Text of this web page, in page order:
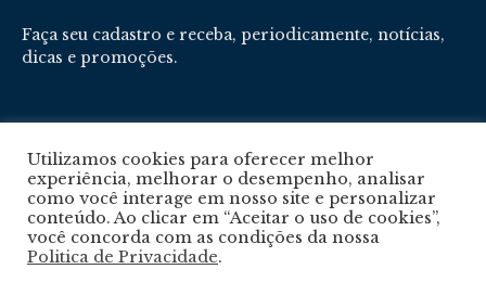
Faça seu cadastro e receba, periodicamente, notícias,
dicas e promoções.
Cadastre-se aqui
Política De Privacidade
Utilizamos cookies para oferecer melhor
experiência, melhorar o desempenho, analisar
como você interage em nosso site e personalizar
conteúdo. Ao clicar em “Aceitar o uso de cookies”,
você concorda com as condições da nossa
Politica de Privacidade.